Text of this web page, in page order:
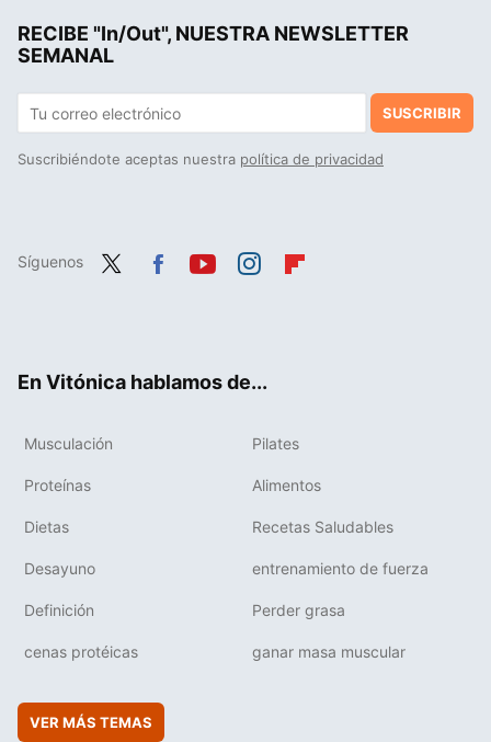
RECIBE "In/Out", NUESTRA NEWSLETTER
SEMANAL
SUSCRIBIR
Suscribiéndote aceptas nuestra política de privacidad
Síguenos
En Vitónica hablamos de...
Musculación Pilates
Proteínas Alimentos
Dietas Recetas Saludables
Desayuno entrenamiento de fuerza
Definición Perder grasa
cenas protéicas ganar masa muscular
VER MÁS TEMAS